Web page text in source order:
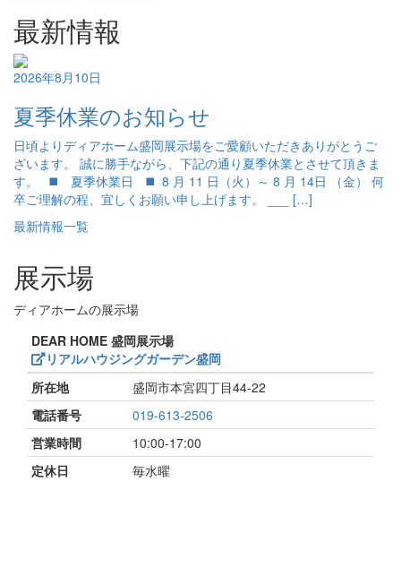
最新情報
2026年8月10日
夏季休業のお知らせ
日頃よりディアホーム盛岡展示場をご愛顧いただきありがとうご
ざいます。 誠に勝手ながら、下記の通り夏季休業とさせて頂きま
す。 ◼️ 夏季休業日 ◼️ 8 月 11 日（火）～ 8 月 14日 （金） 何
卒ご理解の程、宜しくお願い申し上げます。 ___ […]
最新情報一覧
展示場
ディアホームの展示場
DEAR HOME 盛岡展示場
リアルハウジングガーデン盛岡
所在地
盛岡市本宮四丁目44-22
電話番号
019-613-2506
営業時間
10:00-17:00
定休日
毎水曜